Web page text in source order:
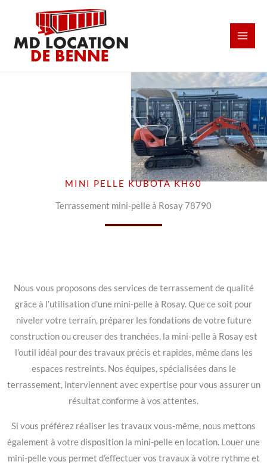
contenu
MINI PELLE KUBOTA KH60
Terrassement mini-pelle à Rosay 78790
Nous vous proposons des services de terrassement de qualité
grâce à l’utilisation d’une mini-pelle à Rosay. Que ce soit pour
niveler votre terrain, préparer les fondations de votre future
construction ou creuser des tranchées, la mini-pelle à Rosay est
l’outil idéal pour des travaux précis et rapides, même dans les
espaces restreints. Nos équipes, spécialisées dans le
terrassement, interviennent avec expertise pour vous assurer un
résultat conforme à vos attentes.
Si vous préférez réaliser les travaux vous-même, nous mettons
également à votre disposition la mini-pelle en location. Louer une
mini-pelle vous permet d’effectuer vos travaux à votre rythme et